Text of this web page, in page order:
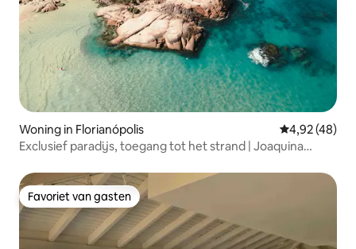
Woning in Florianópolis Gemiddelde
4,92 (48)
Exclusief paradijs, toegang tot het strand | Joaquina
Favoriet van gasten
Favoriet van gasten